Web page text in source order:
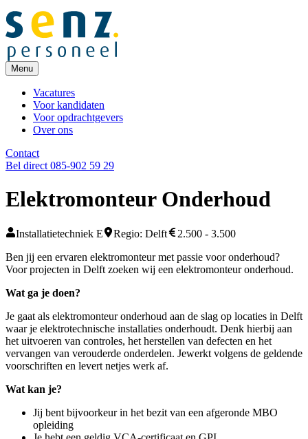
Menu
Vacatures
Voor kandidaten
Voor opdrachtgevers
Over ons
Contact
Bel direct 085-902 59 29
Elektromonteur Onderhoud
Installatietechniek E Regio: Delft
2.500 - 3.500
Ben jij een ervaren elektromonteur met passie voor onderhoud?
Voor projecten in Delft zoeken wij een elektromonteur onderhoud.
Wat ga je doen?
Je gaat als elektromonteur onderhoud aan de slag op locaties in Delft
waar je elektrotechnische installaties onderhoudt. Denk hierbij aan
het uitvoeren van controles, het herstellen van defecten en het
vervangen van verouderde onderdelen. Jewerkt volgens de geldende
voorschriften en levert netjes werk af.
Wat kan je?
Jij bent bijvoorkeur in het bezit van een afgeronde MBO
opleiding